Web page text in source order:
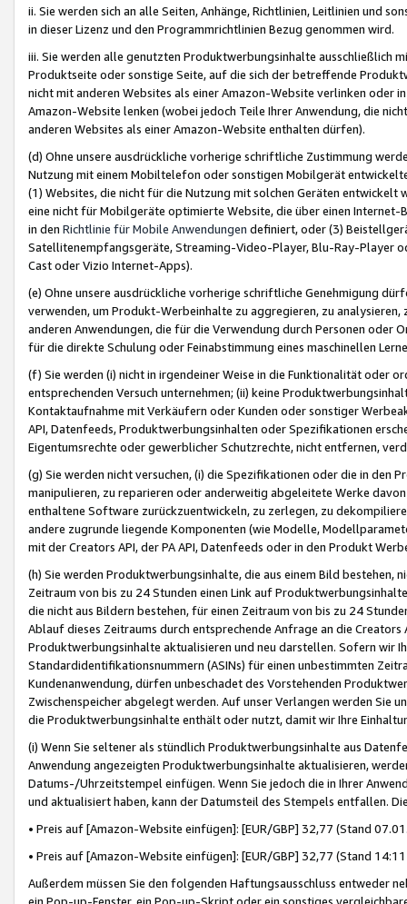
ii. Sie werden sich an alle Seiten, Anhänge, Richtlinien, Leitlinien und
in dieser Lizenz und den Programmrichtlinien Bezug genommen wird.
iii. Sie werden alle genutzten Produktwerbungsinhalte ausschließlich
Produktseite oder sonstige Seite, auf die sich der betreffende
nicht mit anderen Websites als einer Amazon-Website verlinken oder
Amazon-Website lenken (wobei jedoch Teile Ihrer Anwendung, die
anderen Websites als einer Amazon-Website enthalten dürfen).
(d) Ohne unsere ausdrückliche vorherige schriftliche Zustimmung
Nutzung mit einem Mobiltelefon oder sonstigen Mobilgerät
(1) Websites, die nicht für die Nutzung mit solchen Geräten
eine nicht für Mobilgeräte optimierte Website, die über einen
in den Richtlinie für Mobile Anwendungen definiert, oder (3)
Satellitenempfangsgeräte, Streaming-Video-Player, Blu-Ray-Player
Cast oder Vizio Internet-Apps).
(e) Ohne unsere ausdrückliche vorherige schriftliche Genehmigung
verwenden, um Produkt-Werbeinhalte zu aggregieren, zu
anderen Anwendungen, die für die Verwendung durch Personen
für die direkte Schulung oder Feinabstimmung eines maschinellen
(f) Sie werden (i) nicht in irgendeiner Weise in die Funktionalität oder
entsprechenden Versuch unternehmen; (ii) keine
Kontaktaufnahme mit Verkäufern oder Kunden oder sonstiger
API, Datenfeeds, Produktwerbungsinhalten oder Spezifikationen
Eigentumsrechte oder gewerblicher Schutzrechte, nicht entfernen,
(g) Sie werden nicht versuchen, (i) die Spezifikationen oder die in
manipulieren, zu reparieren oder anderweitig abgeleitete Werke
enthaltene Software zurückzuentwickeln, zu zerlegen, zu
andere zugrunde liegende Komponenten (wie Modelle,
mit der Creators API, der PA API, Datenfeeds oder in den Produkt
(h) Sie werden Produktwerbungsinhalte, die aus einem Bild bestehen,
Zeitraum von bis zu 24 Stunden einen Link auf
die nicht aus Bildern bestehen, für einen Zeitraum von bis zu 24
Ablauf dieses Zeitraums durch entsprechende Anfrage an die
Produktwerbungsinhalte aktualisieren und neu darstellen. Sofern wir
Standardidentifikationsnummern (ASINs) für einen unbestimmten
Kundenanwendung, dürfen unbeschadet des Vorstehenden
Zwischenspeicher abgelegt werden. Auf unser Verlangen werden Sie
die Produktwerbungsinhalte enthält oder nutzt, damit wir Ihre
(i) Wenn Sie seltener als stündlich Produktwerbungsinhalte aus
Anwendung angezeigten Produktwerbungsinhalte aktualisieren,
Datums-/Uhrzeitstempel einfügen. Wenn Sie jedoch die in Ihrer
und aktualisiert haben, kann der Datumsteil des Stempels entfallen.
• Preis auf [Amazon-Website einfügen]: [EUR/GBP] 32,77 (Stand
• Preis auf [Amazon-Website einfügen]: [EUR/GBP] 32,77 (Stand
Außerdem müssen Sie den folgenden Haftungsausschluss entweder
ein Pop-up-Fenster, ein Pop-up-Skript oder ein sonstiges